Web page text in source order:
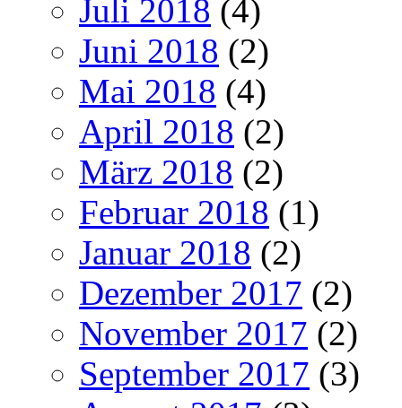
Juli 2018 (4)
Juni 2018 (2)
Mai 2018 (4)
April 2018 (2)
März 2018 (2)
Februar 2018 (1)
Januar 2018 (2)
Dezember 2017 (2)
November 2017 (2)
September 2017 (3)